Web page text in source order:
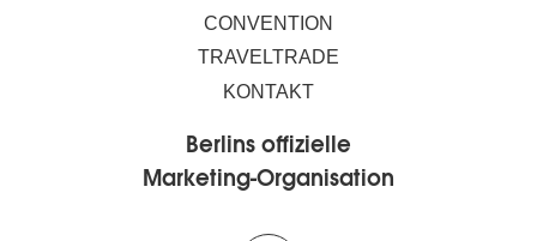
CONVENTION
TRAVELTRADE
KONTAKT
Berlins offizielle
Marketing-Organisation